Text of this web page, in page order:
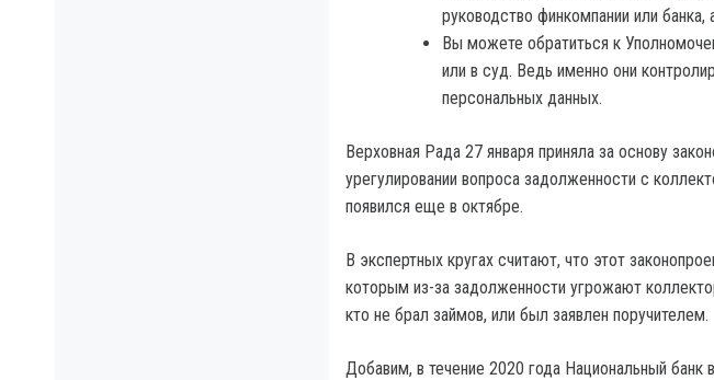
руководство финкомпании или
Вы можете обратиться к
или в суд. Ведь именно они
персональных данных.
Верховная Рада 27 января приняла за основу
урегулировании вопроса задолженности с
появился еще в октябре.
В экспертных кругах считают, что этот
которым из-за задолженности угрожают
кто не брал займов, или был заявлен поручителем.
Добавим, в течение 2020 года Национальный